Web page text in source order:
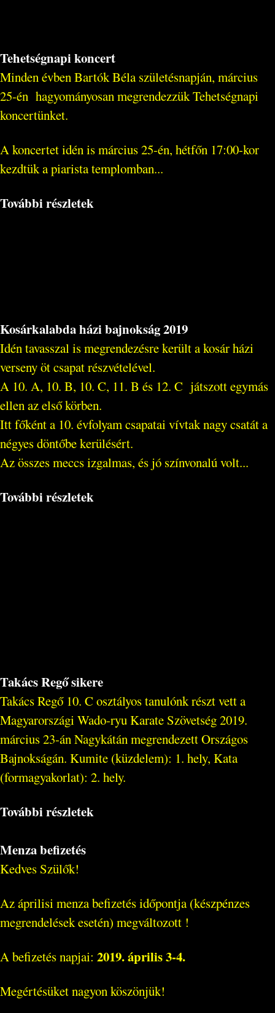
Tehetségnapi koncert
Minden évben Bartók Béla születésnapján, március
25-én hagyományosan megrendezzük Tehetségnapi
koncertünket.
A koncertet idén is március 25-én, hétfőn 17:00-kor
kezdtük a piarista templomban...
További részletek
Kosárkalabda házi bajnokság 2019
Idén tavasszal is megrendezésre került a kosár házi
verseny öt csapat részvételével.
A 10. A, 10. B, 10. C, 11. B és 12. C játszott egymás
ellen az első körben.
Itt főként a 10. évfolyam csapatai vívtak nagy csatát a
négyes döntőbe kerülésért.
Az összes meccs izgalmas, és jó színvonalú volt...
További részletek
Takács Regő sikere
Takács Regő 10. C osztályos tanulónk részt vett a
Magyarországi Wado-ryu Karate Szövetség 2019.
március 23-án Nagykátán megrendezett Országos
Bajnokságán. Kumite (küzdelem): 1. hely, Kata
(formagyakorlat): 2. hely.
További részletek
Menza befizetés
Kedves Szülők!
Az áprilisi menza befizetés időpontja (készpénzes
megrendelések esetén) megváltozott !
A befizetés napjai: 2019. április 3-4.
Megértésüket nagyon köszönjük!